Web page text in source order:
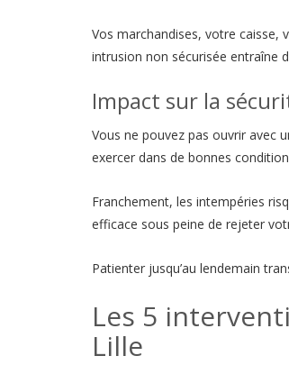
Vos marchandises, votre caisse,
intrusion non sécurisée entraîne
Impact sur la
Vous ne pouvez pas ouvrir avec
exercer dans de bonnes
Franchement, les intempéries
efficace sous peine de rejeter
Patienter jusqu’au lendemain
Les 5
Lille